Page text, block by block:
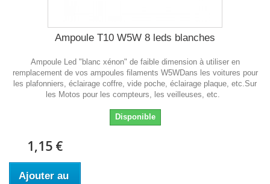
Ampoule T10 W5W 8 leds blanches
Ampoule Led "blanc xénon" de faible dimension à utiliser en
remplacement de vos ampoules filaments W5WDans les voitures pour
les plafonniers, éclairage coffre, vide poche, éclairage plaque, etc.Sur
les Motos pour les compteurs, les veilleuses, etc.
Disponible
1,15 €
Ajouter au